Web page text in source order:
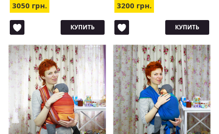
3050 грн.
КУПИТЬ
3200 грн.
КУПИТЬ